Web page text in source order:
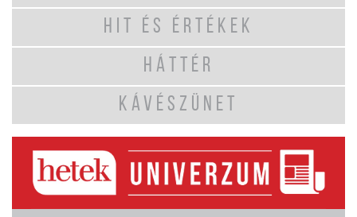
HIT ÉS ÉRTÉKEK
HÁTTÉR
KÁVÉSZÜNET